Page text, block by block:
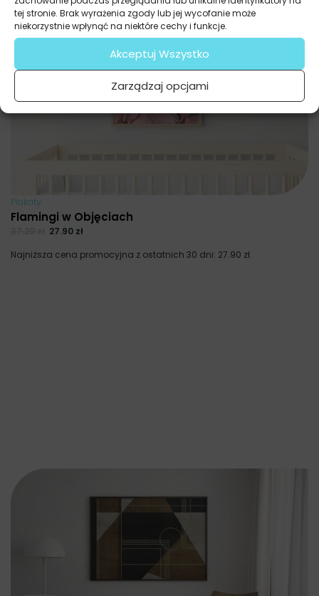
tej stronie. Brak wyrażenia zgody lub jej wycofanie może
niekorzystnie wpłynąć na niektóre cechy i funkcje.
Akceptuj Wszystko
Zarządzaj opcjami
Plakaty
Flamingi w Objęciach
27.90 zł
Najniższa cena promocyjna z ostatnich 30 dni: 27.90 zł.